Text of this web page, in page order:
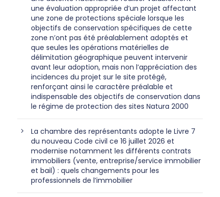
une évaluation appropriée d’un projet affectant
une zone de protections spéciale lorsque les
objectifs de conservation spécifiques de cette
zone n’ont pas été préalablement adoptés et
que seules les opérations matérielles de
délimitation géographique peuvent intervenir
avant leur adoption, mais non l’appréciation des
incidences du projet sur le site protégé,
renforçant ainsi le caractère préalable et
indispensable des objectifs de conservation dans
le régime de protection des sites Natura 2000
La chambre des représentants adopte le Livre 7
du nouveau Code civil ce 16 juillet 2026 et
modernise notamment les différents contrats
immobiliers (vente, entreprise/service immobilier
et bail) : quels changements pour les
professionnels de l’immobilier